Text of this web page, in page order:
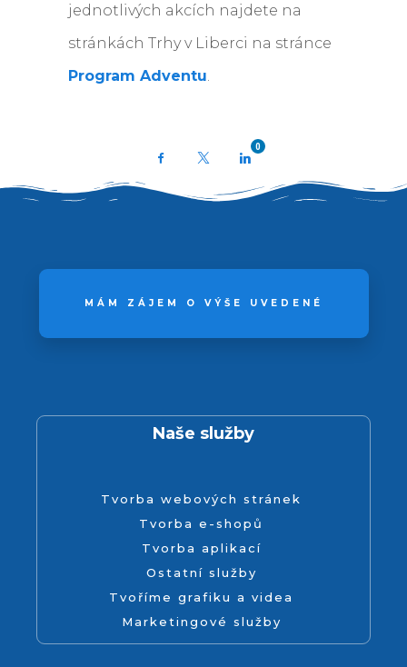
jednotlivých akcích najdete na
stránkách Trhy v Liberci na stránce
Program Adventu
Facebook
0
MÁM ZÁJEM O VÝŠE UVEDENÉ
Naše služby
Tvorba webových stránek
Tvorba e-shopů
Tvorba aplikací
Ostatní služby
Tvoříme grafiku a videa
Marketingové služby